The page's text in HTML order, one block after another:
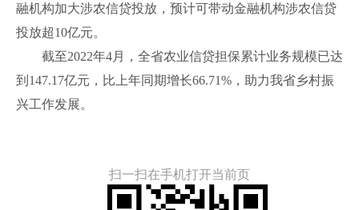
融机构加大涉农信贷投放，预计可带动金融机构涉农信贷
投放超10亿元。
截至2022年4月，全省农业信贷担保累计业务规模已达
到147.17亿元，比上年同期增长66.71%，助力我省乡村振
兴工作发展。
扫一扫在手机打开当前页